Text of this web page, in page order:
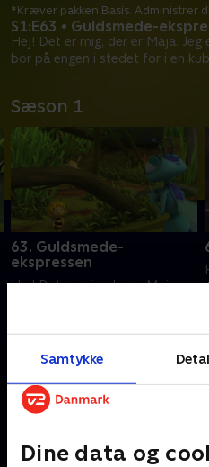
Samtykke
Dine data og
S1:E63 • Guldsmede-
Hej! Det er mig, der er Maja.
bor på engen i stedet for i en
*Kræver pakken Basis. Administrer
Sæson 1
63. Guldsmede-
ekspressen
Hej! Det er mig, der er Maja.
en kube.
1. juni 2019 • 11 min
Andre så også